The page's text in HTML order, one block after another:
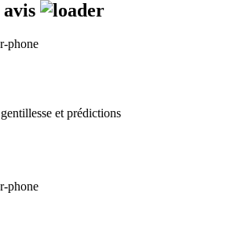
et prédictions